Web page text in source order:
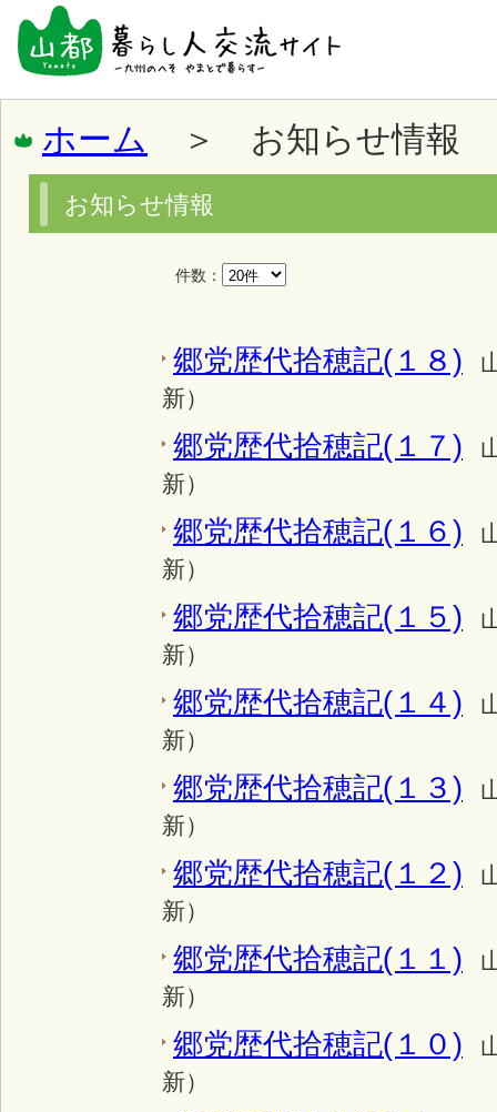
ホーム ＞ お知らせ情報
お知らせ情報
件数：
郷党歴代拾穂記(１８)
新）
郷党歴代拾穂記(１７)
新）
郷党歴代拾穂記(１６)
新）
郷党歴代拾穂記(１５)
新）
郷党歴代拾穂記(１４)
新）
郷党歴代拾穂記(１３)
新）
郷党歴代拾穂記(１２)
新）
郷党歴代拾穂記(１１)
新）
郷党歴代拾穂記(１０)
新）